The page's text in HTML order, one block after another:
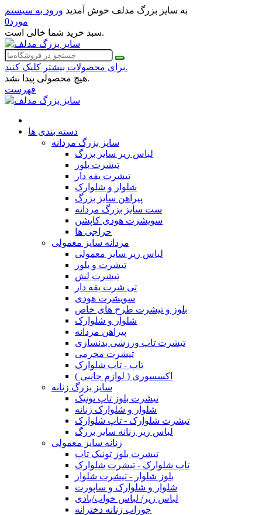
به سایز بزرگ مدلف خوش آمدید ورود به سیستم
0مورد
سبد خرید شما خالی است.
برای محصولات بیشتر کلیک کنید.
هیچ محصولی پیدا نشد.
فهرست
دسته بندی ها
سایز بزرگ مردانه
لباس زیر سایز بزرگ
تیشرت بلوز
تیشرت یقه دار
شلوار و شلوارک
پیراهن سایز بزرگ
ست سایز بزرگ مردانه
سویشرت هودی کاپشن
حراجی ها
مردانه سایز معمولی
لباس زیر سایز معمولی
تیشرت و بلوز
تیشرت لش
تی شرت یقه دار
سویشرت هودی
بلوز و تیشرت طرح های خاص
شلوار و شلوارک
پیراهن مردانه
تیشرت تاپ ورزشی بدنسازی
تیشرت محرمی
تاپ - تاپ شلوارک
اکسسوری ( لوازم جانبی )
سایز بزرگ زنانه
تیشرت بلوز تاپ تونیک
شلوار و شلوارک زنانه
تیشرت شلوارک - تاپ شلوارک
لباس زیر زنانه سایز بزرگ
زنانه سایز معمولی
تیشرت بلوز تونیک تاپ
تاپ شلوارک - تیشرت شلوارک
بلوز شلوار - تیشرت شلوار
شلوار و شلوارک و ساپورت
لباس زیر/ لباس خواب/بادی
جوراب زنانه دخترانه